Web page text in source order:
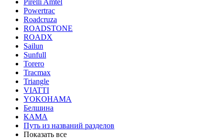
Powertrac
Roadcruza
ROADSTONE
ROADX
Sailun
Sunfull
Torero
Tracmax
Triangle
VIATTI
YOKOHAMA
Белшина
КАМА
Путь из названий разделов
Показать все